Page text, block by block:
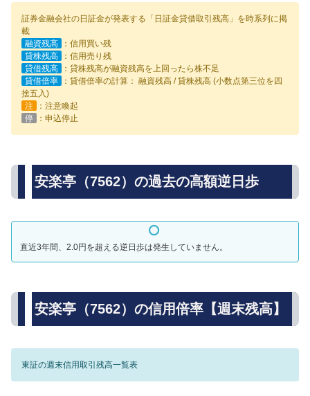
証券金融会社の日証金が発表する「日証金貸借取引残高」を時系列に掲
載
融資残高
：信用買い残
貸株残高
：信用売り残
貸借残高
：貸株残高が融資残高を上回ったら株不足
貸借倍率
：貸借倍率の計算： 融資残高 / 貸株残高 (小数点第三位を四
捨五入)
注
：注意喚起
停
：申込停止
安楽亭（7562）の過去の高額逆日歩
直近3年間、2.0円を超える逆日歩は発生していません。
安楽亭（7562）の信用倍率【週末残高】
東証の週末信用取引残高一覧表